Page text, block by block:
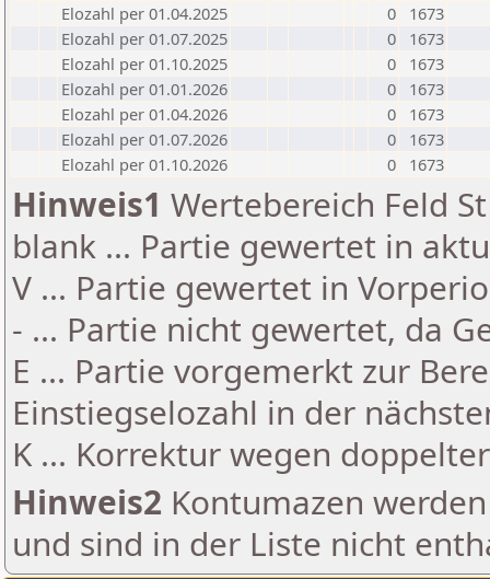
Elozahl per 01.04.2025
0
1673
Elozahl per 01.07.2025
0
1673
Elozahl per 01.10.2025
0
1673
Elozahl per 01.01.2026
0
1673
Elozahl per 01.04.2026
0
1673
Elozahl per 01.07.2026
0
1673
Elozahl per 01.10.2026
0 1673
Hinweis1 Wertebereich Feld
blank ... Partie gewertet in
V ... Partie gewertet in
- ... Partie nicht gewertet, da
E ... Partie vorgemerkt zur
Einstiegselozahl in der
K ... Korrektur wegen
Hinweis2 Kontumazen
und sind in der Liste nicht